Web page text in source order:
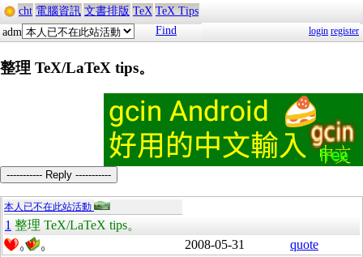
cht 電腦資訊 文書排版 TeX TeX Tips
adm
Find login register
整理 TeX/LaTeX tips。
----------- Reply -----------
本人已不在此站活動
1 整理 TeX/LaTeX tips。
0 0 2008-05-31 quote